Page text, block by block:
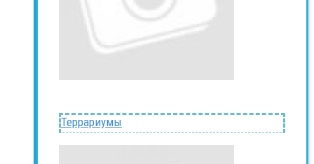
Террариумы